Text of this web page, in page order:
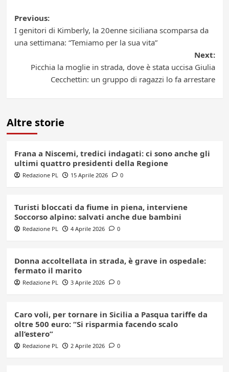
Post
navigation
Previous:
I genitori di Kimberly, la 20enne siciliana scomparsa da
una settimana: “Temiamo per la sua vita”
Next:
Picchia la moglie in strada, dove è stata uccisa Giulia
Cecchettin: un gruppo di ragazzi lo fa arrestare
Altre storie
Frana a Niscemi, tredici indagati: ci sono anche gli
ultimi quattro presidenti della Regione
Redazione PL 15 Aprile 2026 0
Turisti bloccati da fiume in piena, interviene
Soccorso alpino: salvati anche due bambini
Redazione PL 4 Aprile 2026 0
Donna accoltellata in strada, è grave in ospedale:
fermato il marito
Redazione PL 3 Aprile 2026 0
Caro voli, per tornare in Sicilia a Pasqua tariffe da
oltre 500 euro: “Si risparmia facendo scalo
all’estero”
Redazione PL 2 Aprile 2026 0